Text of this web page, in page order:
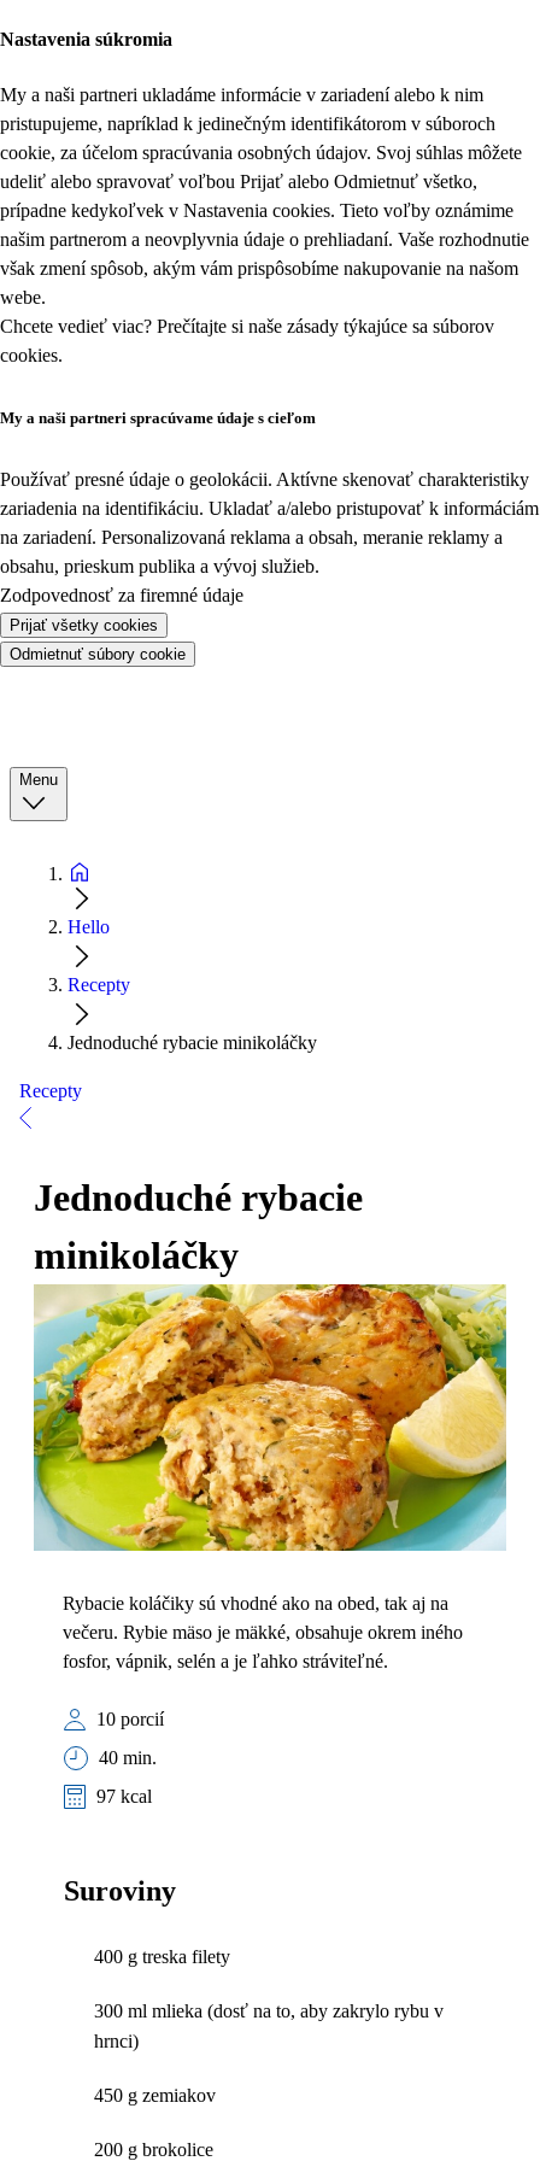
Nastavenia súkromia
My a naši partneri ukladáme informácie v zariadení alebo k nim
pristupujeme, napríklad k jedinečným identifikátorom v súboroch
cookie, za účelom spracúvania osobných údajov. Svoj súhlas môžete
udeliť alebo spravovať voľbou Prijať alebo Odmietnuť všetko,
prípadne kedykoľvek v Nastavenia cookies. Tieto voľby oznámime
našim partnerom a neovplyvnia údaje o prehliadaní. Vaše rozhodnutie
však zmení spôsob, akým vám prispôsobíme nakupovanie na našom
webe.
Chcete vedieť viac? Prečítajte si naše zásady týkajúce sa súborov
cookies.
My a naši partneri spracúvame údaje s cieľom
Používať presné údaje o geolokácii. Aktívne skenovať charakteristiky
zariadenia na identifikáciu. Ukladať a/alebo pristupovať k informáciám
na zariadení. Personalizovaná reklama a obsah, meranie reklamy a
obsahu, prieskum publika a vývoj služieb.
Zodpovednosť za firemné údaje
Prijať všetky cookies
Odmietnuť súbory cookie
Menu
Hello
Recepty
Jednoduché rybacie minikoláčky
Recepty
Jednoduché rybacie
minikoláčky
Rybacie koláčiky sú vhodné ako na obed, tak aj na
večeru. Rybie mäso je mäkké, obsahuje okrem iného
fosfor, vápnik, selén a je ľahko stráviteľné.
10 porcií
40 min.
97 kcal
Suroviny
400 g treska filety
300 ml mlieka (dosť na to, aby zakrylo rybu v
hrnci)
450 g zemiakov
200 g brokolice